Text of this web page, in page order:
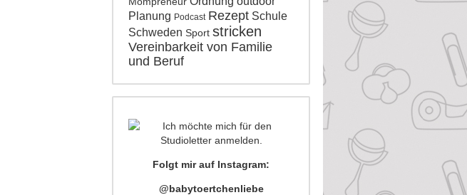
Planung Podcast Rezept Schule
Schweden Sport stricken
Vereinbarkeit von Familie
und Beruf
Folgt mir auf Instagram:
@babytoertchenliebe